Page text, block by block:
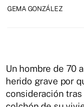
GEMA GONZÁLEZ
Un hombre de 70
herido grave por
consideración